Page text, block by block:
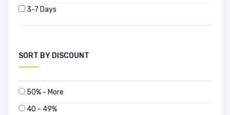
হানিফ সংকেত
হুমায়ূন আহমেদ
3-7 Days
SORT BY DISCOUNT
50% - More
40 - 49%